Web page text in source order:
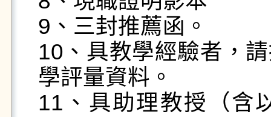
9、三封推薦函。
10、具教學經驗者，
學評量資料。
11、具助理教授（含